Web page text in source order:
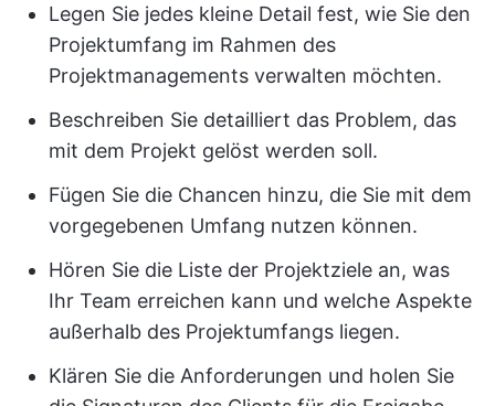
Legen Sie jedes kleine Detail fest, wie Sie den
Projektumfang im Rahmen des
Projektmanagements verwalten möchten.
Beschreiben Sie detailliert das Problem, das
mit dem Projekt gelöst werden soll.
Fügen Sie die Chancen hinzu, die Sie mit dem
vorgegebenen Umfang nutzen können.
Hören Sie die Liste der Projektziele an, was
Ihr Team erreichen kann und welche Aspekte
außerhalb des Projektumfangs liegen.
Klären Sie die Anforderungen und holen Sie